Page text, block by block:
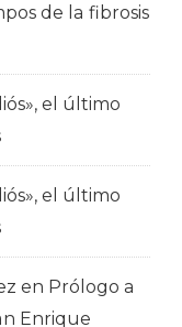
de la fibrosis
el último
el último
en Prólogo a
Enrique